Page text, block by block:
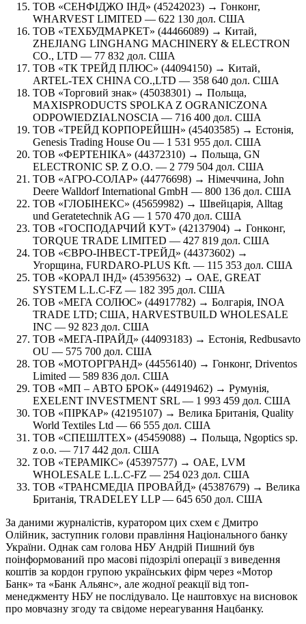
ТОВ «СЕНФІДЖО ІНД» (45242023) → Гонконг,
WHARVEST LIMITED — 622 130 дол. США
ТОВ «ТЕХБУДМАРКЕТ» (44466089) → Китай,
ZHEJIANG LINGHANG MACHINERY & ELECTRON
CO., LTD — 77 832 дол. США
ТОВ «ТК ТРЕЙД ПЛЮС» (44094150) → Китай,
ARTEL-TEX CHINA CO.,LTD — 358 640 дол. США
ТОВ «Торговий знак» (45038301) → Польща,
MAXISPRODUCTS SPOLKA Z OGRANICZONA
ODPOWIEDZIALNOSCIA — 716 400 дол. США
ТОВ «ТРЕЙД КОРПОРЕЙШН» (45403585) → Естонія,
Genesis Trading House Ou — 1 531 955 дол. США
ТОВ «ФЕРТЕНІКА» (44372310) → Польща, GN
ELECTRONIC SP. Z O.O. — 2 779 504 дол. США
ТОВ «АГРО-СОЛАР» (44776698) → Німеччина, John
Deere Walldorf International GmbH — 800 136 дол. США
ТОВ «ГЛОБІНЕКС» (45659982) → Швейцарія, Alltag
und Geratetechnik AG — 1 570 470 дол. США
ТОВ «ГОСПОДАРЧИЙ КУТ» (42137904) → Гонконг,
TORQUE TRADE LIMITED — 427 819 дол. США
ТОВ «ЄВРО-ІНВЕСТ-ТРЕЙД» (44373602) →
Угорщина, FURDARO-PLUS Kft. — 115 353 дол. США
ТОВ «КОРАЛ ІНД» (45395632) → ОАЕ, GREAT
SYSTEM L.L.C-FZ — 182 395 дол. США
ТОВ «МЕГА СОЛЮС» (44917782) → Болгарія, INOA
TRADE LTD; США, HARVESTBUILD WHOLESALE
INC — 92 823 дол. США
ТОВ «МЕГА-ПРАЙД» (44093183) → Естонія, Redbusavto
OU — 575 700 дол. США
ТОВ «МОТОРГРАНД» (44556140) → Гонконг, Driventos
Limited — 589 836 дол. США
ТОВ «МП – АВТО БРОК» (44919462) → Румунія,
EXELENT INVESTMENT SRL — 1 993 459 дол. США
ТОВ «ПІРКАР» (42195107) → Велика Британія, Quality
World Textiles Ltd — 66 555 дол. США
ТОВ «СПЕШЛТЕХ» (45459088) → Польща, Ngoptics sp.
z o.o. — 717 442 дол. США
ТОВ «ТЕРАМІКС» (45397577) → ОАЕ, LVM
WHOLESALE L.L.C-FZ — 254 023 дол. США
ТОВ «ТРАНСМЕДІА ПРОВАЙД» (45387679) → Велика
Британія, TRADELEY LLP — 645 650 дол. США
За даними журналістів, куратором цих схем є Дмитро
Олійник, заступник голови правління Національного банку
України. Однак сам голова НБУ Андрій Пишний був
поінформований про масові підозрілі операції з виведення
коштів за кордон групою українських фірм через «Мотор
Банк» та «Банк Альянс», але жодної реакції від топ-
менеджменту НБУ не послідувало. Це наштовхує на висновок
про мовчазну згоду та свідоме нереагування Нацбанку.